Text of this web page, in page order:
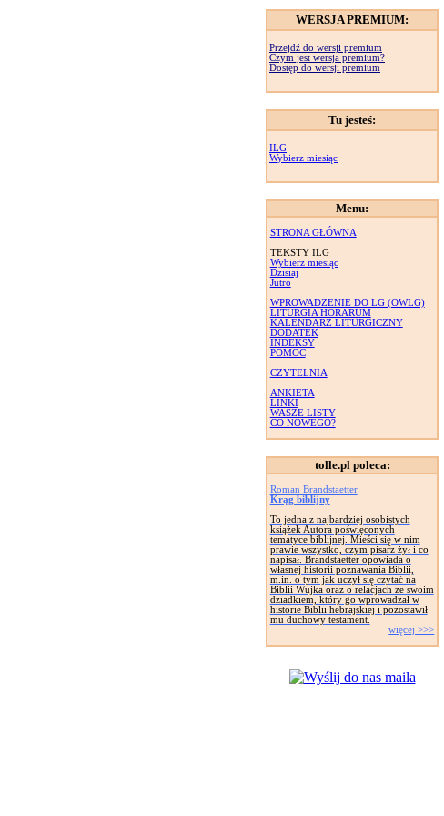
WERSJA PREMIUM:
Przejdź do wersji premium
Czym jest wersja premium?
Dostęp do wersji premium
Tu jesteś:
ILG
Wybierz miesiąc
Menu:
STRONA GŁÓWNA
TEKSTY ILG
Wybierz miesiąc
Dzisiaj
Jutro
WPROWADZENIE DO LG (OWLG)
LITURGIA HORARUM
KALENDARZ LITURGICZNY
DODATEK
INDEKSY
POMOC
CZYTELNIA
ANKIETA
LINKI
WASZE LISTY
CO NOWEGO?
tolle.pl poleca:
Roman Brandstaetter
Krąg biblijny
To jedna z najbardziej osobistych
książek Autora poświęconych
tematyce biblijnej. Mieści się w nim
prawie wszystko, czym pisarz żył i co
napisał. Brandstaetter opowiada o
własnej historii poznawania Biblii,
m.in. o tym jak uczył się czytać na
Biblii Wujka oraz o relacjach ze swoim
dziadkiem, który go wprowadzał w
historie Biblii hebrajskiej i pozostawił
mu duchowy testament.
więcej >>>